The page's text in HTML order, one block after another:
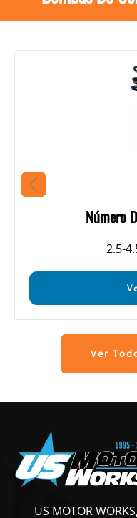
Número
2.5-
Ver
US MOTOR